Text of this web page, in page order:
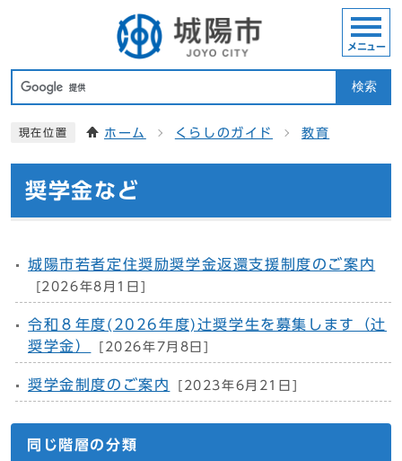
検索
メニュー
現在位置 ホーム くらしのガイド 教育
奨学金など
城陽市若者定住奨励奨学金返還支援制度のご案内
[2026年8月1日]
令和８年度(2026年度)辻奨学生を募集します（辻
奨学金）
[2026年7月8日]
奨学金制度のご案内 [2023年6月21日]
同じ階層の分類